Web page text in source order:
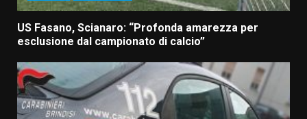
US Fasano, Scianaro: “Profonda amarezza per
esclusione dal campionato di calcio”